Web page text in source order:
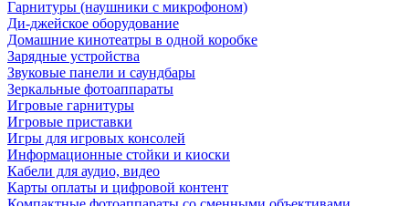
Гарнитуры (наушники с микрофоном)
Ди-джейское оборудование
Домашние кинотеатры в одной коробке
Зарядные устройства
Звуковые панели и саундбары
Зеркальные фотоаппараты
Игровые гарнитуры
Игровые приставки
Игры для игровых консолей
Информационные стойки и киоски
Кабели для аудио, видео
Карты оплаты и цифровой контент